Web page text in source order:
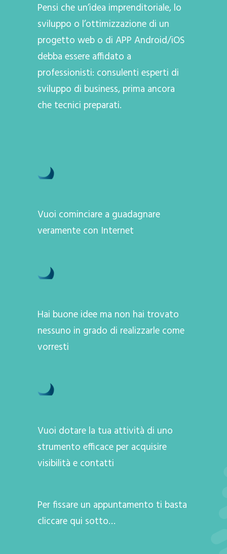
Pensi che un’idea imprenditoriale, lo
sviluppo o l’ottimizzazione di un
progetto web o di APP Android/iOS
debba essere affidato a
professionisti: consulenti esperti di
sviluppo di business, prima ancora
che tecnici preparati.
Vuoi cominciare a guadagnare
veramente con Internet
Hai buone idee ma non hai trovato
nessuno in grado di realizzarle come
vorresti
Vuoi dotare la tua attività di uno
strumento efficace per acquisire
visibilità e contatti
Per fissare un appuntamento ti basta
cliccare qui sotto…